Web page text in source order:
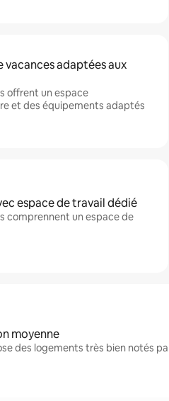
vacances adaptées aux
offrent un espace
et des équipements adaptés
espace de travail dédié
comprennent un espace de
moyenne
des logements très bien notés